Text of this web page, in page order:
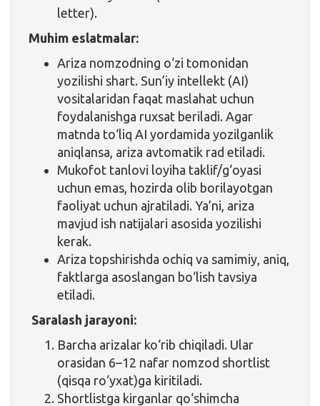
letter).
Muhim eslatmalar:
Ariza nomzodning o‘zi tomonidan
yozilishi shart. Sun’iy intellekt (AI)
vositalaridan faqat maslahat uchun
foydalanishga ruxsat beriladi. Agar
matnda to‘liq AI yordamida yozilganlik
aniqlansa, ariza avtomatik rad etiladi.
Mukofot tanlovi loyiha taklif/g‘oyasi
uchun emas, hozirda olib borilayotgan
faoliyat uchun ajratiladi. Ya’ni, ariza
mavjud ish natijalari asosida yozilishi
kerak.
Ariza topshirishda ochiq va samimiy, aniq,
faktlarga asoslangan bo‘lish tavsiya
etiladi.
Saralash jarayoni:
Barcha arizalar ko‘rib chiqiladi. Ular
orasidan 6–12 nafar nomzod shortlist
(qisqa ro‘yxat)ga kiritiladi.
Shortlistga kirganlar qo‘shimcha